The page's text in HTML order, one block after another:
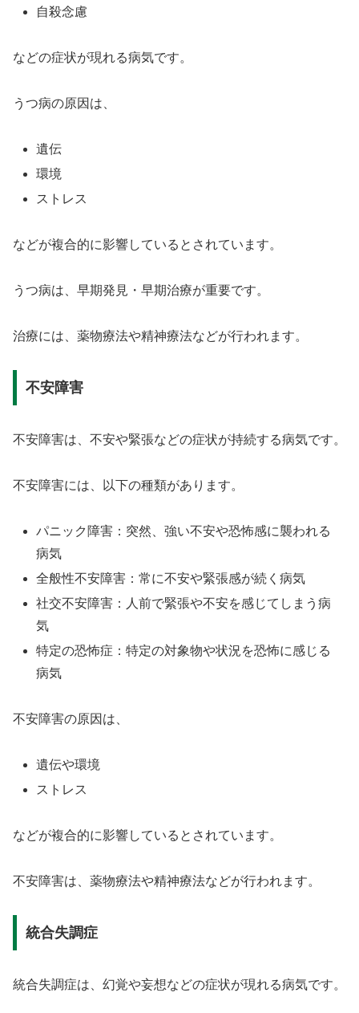
自殺念慮
などの症状が現れる病気です。
うつ病の原因は、
遺伝
環境
ストレス
などが複合的に影響しているとされています。
うつ病は、早期発見・早期治療が重要です。
治療には、薬物療法や精神療法などが行われます。
不安障害
不安障害は、不安や緊張などの症状が持続する病気です。
不安障害には、以下の種類があります。
パニック障害：突然、強い不安や恐怖感に襲われる
病気
全般性不安障害：常に不安や緊張感が続く病気
社交不安障害：人前で緊張や不安を感じてしまう病
気
特定の恐怖症：特定の対象物や状況を恐怖に感じる
病気
不安障害の原因は、
遺伝や環境
ストレス
などが複合的に影響しているとされています。
不安障害は、薬物療法や精神療法などが行われます。
統合失調症
統合失調症は、幻覚や妄想などの症状が現れる病気です。